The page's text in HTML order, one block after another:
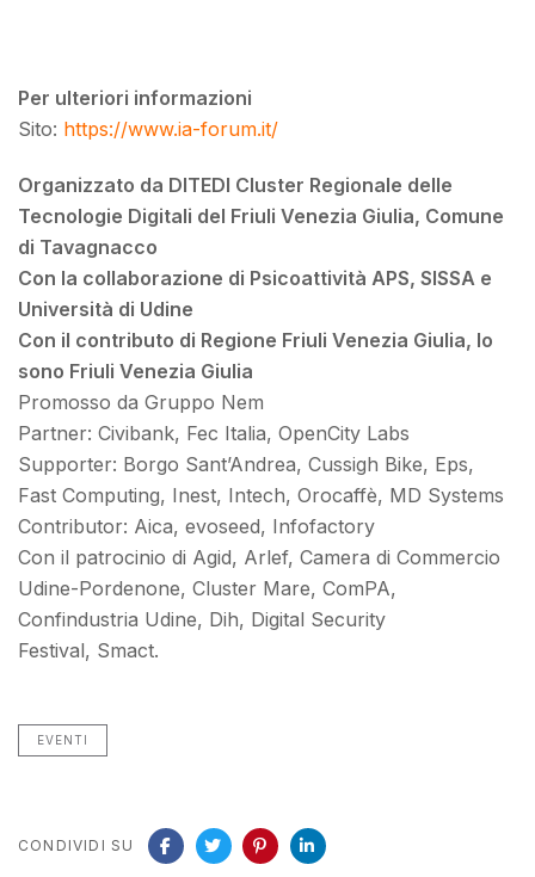
Per ulteriori informazioni
Sito: https://www.ia-forum.it/
Organizzato da DITEDI Cluster Regionale delle
Tecnologie Digitali del Friuli Venezia Giulia, Comune
di Tavagnacco
Con la collaborazione di Psicoattività APS, SISSA e
Università di Udine
Con il contributo di Regione Friuli Venezia Giulia, Io
sono Friuli Venezia Giulia
Promosso da Gruppo Nem
Partner: Civibank, Fec Italia, OpenCity Labs
Supporter: Borgo Sant’Andrea, Cussigh Bike, Eps,
Fast Computing, Inest, Intech, Orocaffè, MD Systems
Contributor: Aica, evoseed, Infofactory
Con il patrocinio di Agid, Arlef, Camera di Commercio
Udine-Pordenone, Cluster Mare, ComPA,
Confindustria Udine, Dih, Digital Security
Festival, Smact.
EVENTI
CONDIVIDI SU